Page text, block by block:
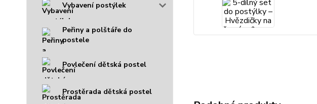
Vybavení postýlek
Peřiny a polštáře do
postele
Povlečení dětská postel
Prostěrada dětská postel